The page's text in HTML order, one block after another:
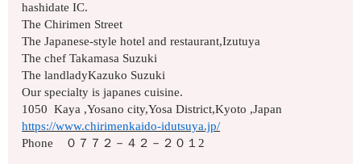
hashidate IC.
The Chirimen Street
The Japanese-style hotel and restaurant,Izutuya
The chef Takamasa Suzuki
The landladyKazuko Suzuki
Our specialty is japanes cuisine.
1050 Kaya ,Yosano city,Yosa District,Kyoto ,Japan
https://www.chirimenkaido-idutsuya.jp/
Phone ０７７２－４２－２０１2